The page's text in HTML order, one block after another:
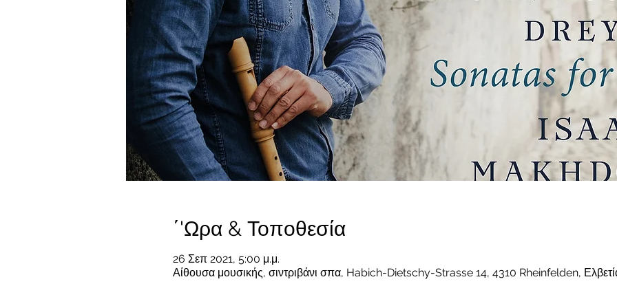
΄'Ωρα & Τοποθεσία
26 Σεπ 2021, 5:00 μ.μ.
Αίθουσα μουσικής, σιντριβάνι σπα, Habich-Dietschy-Strasse 14, 4310 Rheinfelden,